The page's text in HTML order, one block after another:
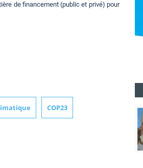
de financement (public et privé) pour
COP23